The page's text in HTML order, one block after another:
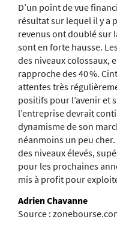
D’un point de vue
résultat sur lequel il y a
revenus ont doublé sur
sont en forte hausse.
des niveaux colossaux,
rapproche des 40 %.
attentes très
positifs pour l’avenir et
l’entreprise devrait
dynamisme de son
néanmoins un peu
des niveaux élevés,
pour les prochaines
mis à profit pour
Adrien Chavanne
Source :